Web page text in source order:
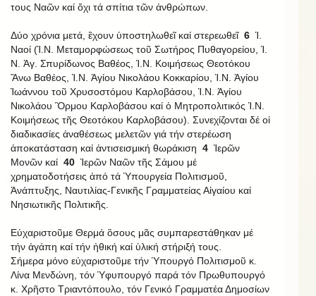
τους Ναῶν καί ὄχι τά σπίτια τῶν ἀνθρώπων.
Δύο χρόνια μετά, ἒχουν ὑποστηλωθεῖ καί στερεωθεῖ 6 Ἱ.
Ναοί (Ἱ.Ν. Μεταμορφώσεως τοῦ Σωτήρος Πυθαγορείου, Ἱ.
Ν. Ἁγ. Σπυρίδωνος Βαθέος, Ἱ.Ν. Κοιμήσεως Θεοτόκου
Ἂνω Βαθέος, Ἱ.Ν. Ἁγίου Νικολάου Κοκκαρίου, Ἱ.Ν. Ἁγίου
Ἰωάννου τοῦ Χρυσοστόμου Καρλοβάσου, Ἱ.Ν. Ἁγίου
Νικολάου Ὃρμου Καρλοβάσου καί ὁ Μητροπολιτικός Ἱ.Ν.
Κοιμήσεως τῆς Θεοτόκου Καρλοβάσου). Συνεχίζονται δέ οἱ
διαδικασίες ἀναθέσεως μελετῶν γιά τήν στερέωση
ἀποκατάσταση καί ἀντισεισμική θωράκιση 4 Ἱερῶν
Μονῶν καί 40 Ἱερῶν Ναῶν τῆς Σάμου μέ
χρηματοδοτήσεις ἀπό τά Ὑπουργεία Πολιτισμοῦ,
Ἁνάπτυξης, Ναυτιλίας-Γενικῆς Γραμματείας Αἰγαίου καί
Νησιωτικῆς Πολιτικῆς.
Εὐχαριστοῦμε Θερμά ὃσους μᾶς συμπαρεστάθηκαν μέ
τήν ἀγάπη καί τήν ἠθική καί ὑλική στήριξή τους.
Σήμερα μόνο εὐχαριστοῦμε τήν Ὑπουργό Πολιτισμοῦ κ.
Λίνα Μενδώνη, τόν Ὑφυπουργό παρά τόν Πρωθυπουργό
κ. Χρῆστο Τριαντόπουλο, τόν Γενικό Γραμματέα Δημοσίων